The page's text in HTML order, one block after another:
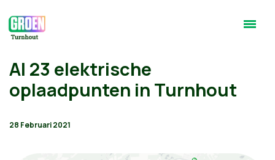
Al 23 elektrische
oplaadpunten in Turnhout
28 Februari 2021